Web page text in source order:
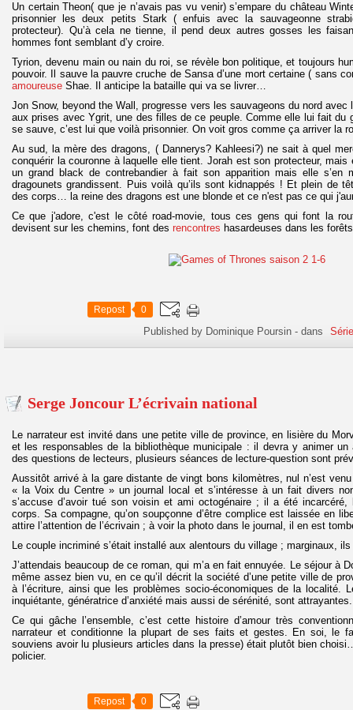
Un certain Theon( que je n’avais pas vu venir) s’empare du château
prisonnier les deux petits Stark ( enfuis avec la sauvageonne
protecteur). Qu’à cela ne tienne, il pend deux autres gosses les
hommes font semblant d’y croire.
Tyrion, devenu main ou nain du roi, se révèle bon politique, et toujours
pouvoir. Il sauve la pauvre cruche de Sansa d’une mort certaine ( sans
amoureuse Shae. Il anticipe la bataille qui va se livrer…
Jon Snow, beyond the Wall, progresse vers les sauvageons du nord avec
aux prises avec Ygrit, une des filles de ce peuple. Comme elle lui fait du
se sauve, c’est lui que voilà prisonnier. On voit gros comme ça arriver la
Au sud, la mère des dragons, ( Dannerys? Kahleesi?) ne sait à quel
conquérir la couronne à laquelle elle tient. Jorah est son protecteur,
un grand black de contrebandier à fait son apparition mais elle s’en
dragounets grandissent. Puis voilà qu’ils sont kidnappés ! Et plein de
des corps… la reine des dragons est une blonde et ce n'est pas ce qui
Ce que j'adore, c'est le côté road-movie, tous ces gens qui font la
devisent sur les chemins, font des rencontres hasardeuses dans les
Repost 0
Published by Dominique Poursin -dans Série
Serge Joncour L’écrivain national
Le narrateur est invité dans une petite ville de province, en lisière du
et les responsables de la bibliothèque municipale : il devra y animer un
des questions de lecteurs, plusieurs séances de lecture-question sont
Aussitôt arrivé à la gare distante de vingt bons kilomètres, nul n’est
« la Voix du Centre » un journal local et s’intéresse à un fait divers
s’accuse d’avoir tué son voisin et ami octogénaire ; il a été incarcéré,
corps. Sa compagne, qu’on soupçonne d’être complice est laissée en
attire l’attention de l’écrivain ; à voir la photo dans le journal, il en est
Le couple incriminé s’était installé aux alentours du village ; marginaux, ils
J’attendais beaucoup de ce roman, qui m’a en fait ennuyée. Le séjour à
même assez bien vu, en ce qu’il décrit la société d’une petite ville de
à l’écriture, ainsi que les problèmes socio-économiques de la localité.
inquiétante, génératrice d’anxiété mais aussi de sérénité, sont attrayantes.
Ce qui gâche l’ensemble, c’est cette histoire d’amour très
narrateur et conditionne la plupart de ses faits et gestes. En soi, le
souviens avoir lu plusieurs articles dans la presse) était plutôt bien
policier.
Repost 0